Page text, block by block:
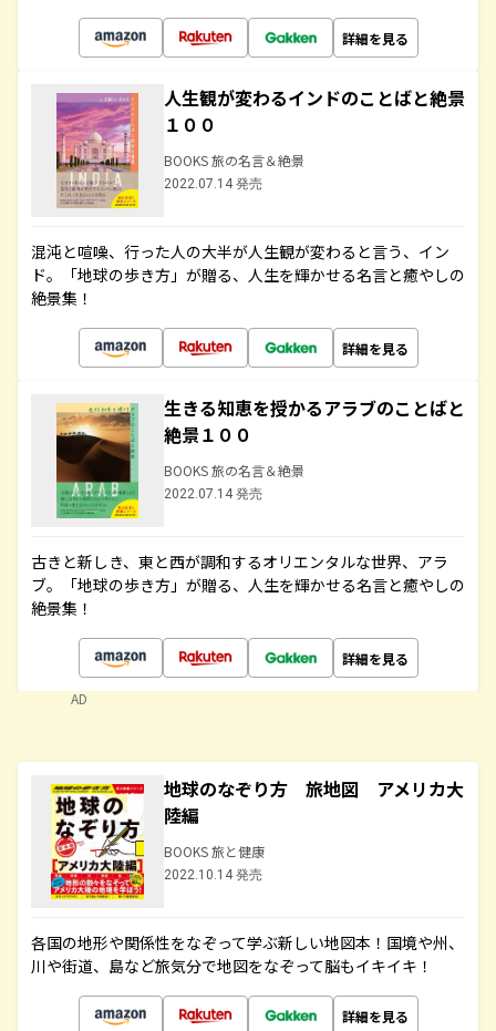
詳細を見る
人生観が変わるインドのことばと絶景
１００
BOOKS 旅の名言＆絶景
2022.07.14 発売
混沌と喧噪、行った人の大半が人生観が変わると言う、イン
ド。「地球の歩き方」が贈る、人生を輝かせる名言と癒やしの
絶景集！
詳細を見る
生きる知恵を授かるアラブのことばと
絶景１００
BOOKS 旅の名言＆絶景
2022.07.14 発売
古きと新しき、東と西が調和するオリエンタルな世界、アラ
ブ。「地球の歩き方」が贈る、人生を輝かせる名言と癒やしの
絶景集！
詳細を見る
AD
地球のなぞり方 旅地図 アメリカ大
陸編
BOOKS 旅と健康
2022.10.14 発売
各国の地形や関係性をなぞって学ぶ新しい地図本！国境や州、
川や街道、島など旅気分で地図をなぞって脳もイキイキ！
詳細を見る